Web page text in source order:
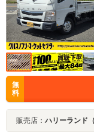
無
料
販売店： ハリーランド